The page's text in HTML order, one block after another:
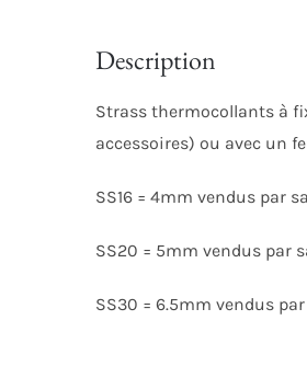
Description
Strass thermocollants à
accessoires) ou avec un
SS16 = 4mm vendus par
SS20 = 5mm vendus par
SS30 = 6.5mm vendus